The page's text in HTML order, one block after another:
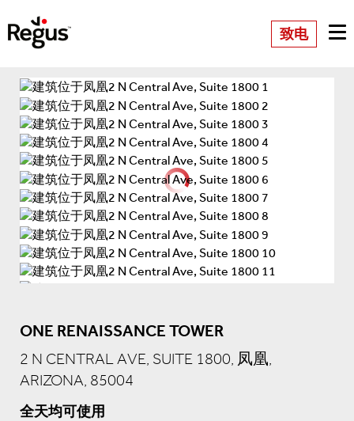
致电
ONE RENAISSANCE TOWER
2 N CENTRAL AVE, SUITE 1800, 凤凰,
ARIZONA, 85004
全天均可使用